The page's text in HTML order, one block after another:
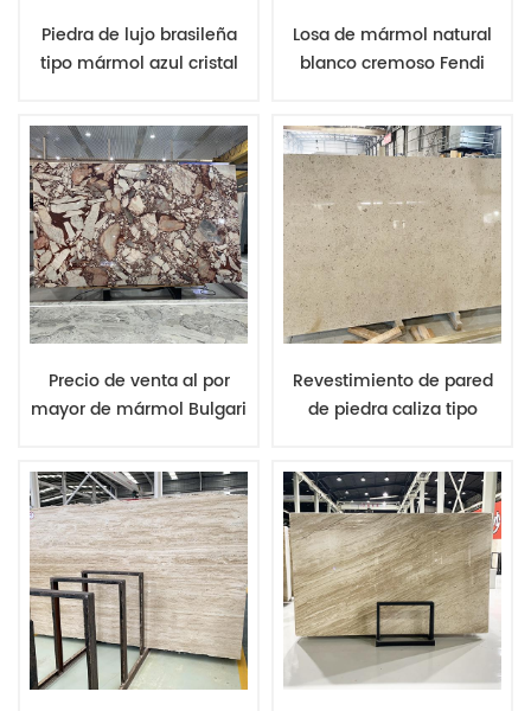
Piedra de lujo brasileña
tipo mármol azul cristal
efecto de
retroiluminación para
mostrador de bar
Losa de mármol natural
blanco cremoso Fendi
proveedor de mármol de
lujo en China
Precio de venta al por
mayor de mármol Bulgari
mármol Calacatta Viola
de Italia, mármol de lujo
original.
Revestimiento de pared
de piedra caliza tipo
beige Moca portuguesa,
losas o baldosas de
piedra caliza.